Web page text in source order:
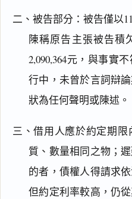
二、被告部分：被告僅以
陳稱原告主張被告積
2,090,364元，與事實
行中，未曾於言詞辯
狀為任何聲明或陳述。
三、借用人應於約定期
質、數量相同之物；
的者，債權人得請求
但約定利率較高，仍